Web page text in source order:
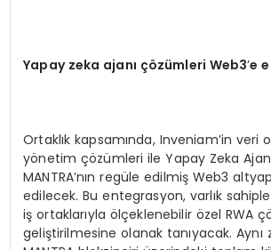
Yapay zeka ajanı çözümleri Web3’e
Ortaklık kapsamında, Inveniam’in veri
yönetim çözümleri ile Yapay Zeka
MANTRA’nın regüle edilmiş Web3
edilecek. Bu entegrasyon, varlık
iş ortaklarıyla ölçeklenebilir özel RWA
geliştirilmesine olanak tanıyacak. Aynı